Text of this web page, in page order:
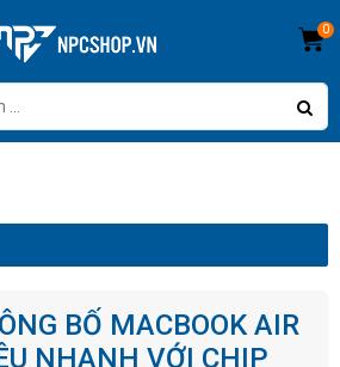
0
BỐ MACBOOK AIR
NHANH VỚI CHIP